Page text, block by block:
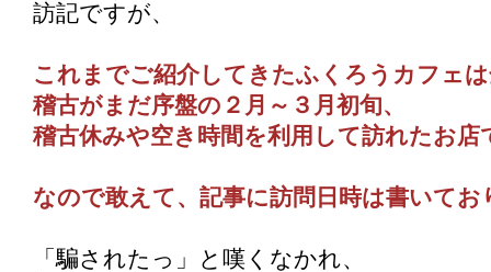
訪記ですが、
これまでご紹介してきたふくろうカフェ
稽古がまだ序盤の２月～３月初旬、
稽古休みや空き時間を利用して訪れたお店
なので敢えて、記事に訪問日時は書いてお
「騙されたっ」と嘆くなかれ、